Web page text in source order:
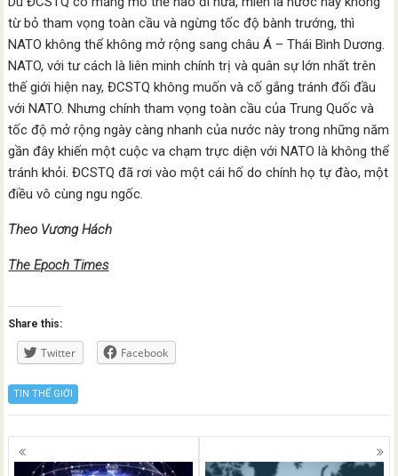
từ bỏ tham vọng toàn cầu và ngừng tốc độ bành trướng, thì
NATO không thể không mở rộng sang châu Á – Thái Bình Dương.
NATO, với tư cách là liên minh chính trị và quân sự lớn nhất trên
thế giới hiện nay, ĐCSTQ không muốn và cố gắng tránh đối đầu
với NATO. Nhưng chính tham vọng toàn cầu của Trung Quốc và
tốc độ mở rộng ngày càng nhanh của nước này trong những năm
gần đây khiến một cuộc va chạm trực diện với NATO là không thể
tránh khỏi. ĐCSTQ đã rơi vào một cái hố do chính họ tự đào, một
điều vô cùng ngu ngốc.
Theo Vương Hách
The Epoch Times
Share this:
Twitter Facebook
TIN THẾ GIỚI
Posts
navigation